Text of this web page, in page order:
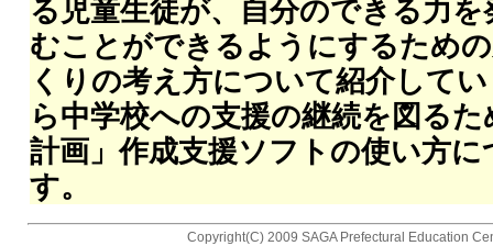
る児童生徒が、自分のできる力
むことができるようにするため
くりの考え方について紹介して
ら中学校への支援の継続を図る
計画」作成支援ソフトの使い方
す。
Copyright(C) 2009 SAGA Prefectural Education